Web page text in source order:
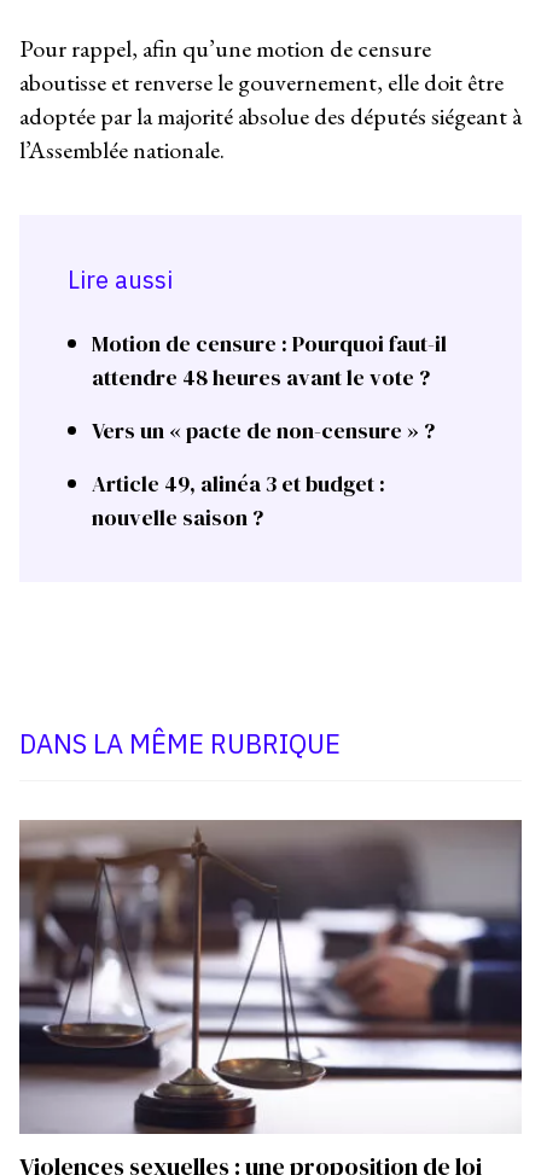
Pour rappel, afin qu’une motion de censure
aboutisse et renverse le gouvernement, elle doit être
adoptée par la majorité absolue des députés siégeant à
l’Assemblée nationale.
Lire aussi
Motion de censure : Pourquoi faut-il
attendre 48 heures avant le vote ?
Vers un « pacte de non-censure » ?
Article 49, alinéa 3 et budget :
nouvelle saison ?
DANS LA MÊME RUBRIQUE
Violences sexuelles : une proposition de loi